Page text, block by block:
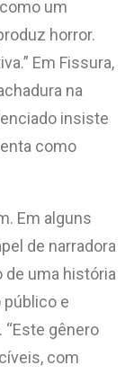
um
horror.
Em Fissura,
na
insiste
como
Em alguns
de narradora
uma história
público e
gênero
com